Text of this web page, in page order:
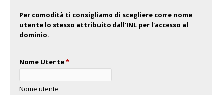
Per comodità ti consigliamo di scegliere come nome
utente lo stesso attribuito dall'INL per l'accesso al
dominio.
Nome Utente*
Nome utente